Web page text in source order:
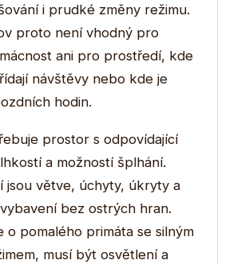
i prudké změny režimu.
proto není vhodný pro
ani pro prostředí, kde
návštěvy nebo kde je
hodin.
prostor s odpovídající
a možností šplhání.
jsou větve, úchyty, úkryty a
bez ostrých hran.
o pomalého primáta se silným
musí být osvětlení a